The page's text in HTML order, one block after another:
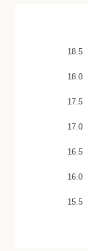
15.5
16.0
16.5
17.0
17.5
18.0
18.5